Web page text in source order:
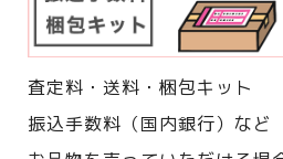
査定料・送料・梱包キット
振込手数料（国内銀行）など